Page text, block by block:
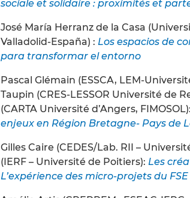
sociale et solidaire : proximités et
José María Herranz de la Casa
Valladolid-España) : Los espacios de
para transformar el entorno
Pascal Glémain (ESSCA, LEM-
Taupin (CRES-LESSOR Université de
(CARTA Université d’Angers, FIMOSOL):
enjeux en Région Bretagne- Pays de
Gilles Caire (CEDES/Lab. RII –
(IERF – Université de Poitiers): Les
L’expérience des micro-projets du